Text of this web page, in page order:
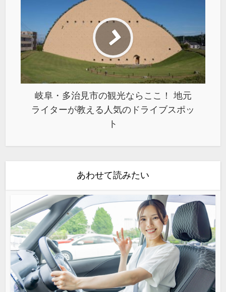
岐阜・多治見市の観光ならここ！ 地元
ライターが教える人気のドライブスポッ
ト
あわせて読みたい